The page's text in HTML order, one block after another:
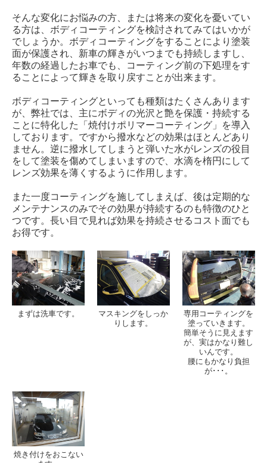
そんな変化にお悩みの方、または将来の変化を憂いてい
る方は、ボディコーティングを検討されてみてはいかが
でしょうか。ボディコーティングをすることにより塗装
面が保護され、新車の輝きがいつまでも持続しますし、
年数の経過したお車でも、コーティング前の下処理をす
ることによって輝きを取り戻すことが出来ます。
ボディコーティングといっても種類はたくさんあります
が、弊社では、主にボディの光沢と艶を保護・持続する
ことに特化した「焼付けポリマーコーティング」を導入
しております。ですから撥水などの効果はほとんどあり
ません。逆に撥水してしまうと弾いた水がレンズの役目
をして塗装を傷めてしまいますので、水滴を楕円にして
レンズ効果を薄くするように作用します。
また一度コーティングを施してしまえば、後は定期的な
メンテナンスのみでその効果が持続するのも特徴のひと
つです。長い目で見れば効果を持続させるコスト面でも
お得です。
まずは洗車です。
マスキングをしっか
りします。
専用コーティングを
塗っていきます。
簡単そうに見えます
が、実はかなり難し
いんです。
腰にもかなり負担
が･･･。
焼き付けをおこない